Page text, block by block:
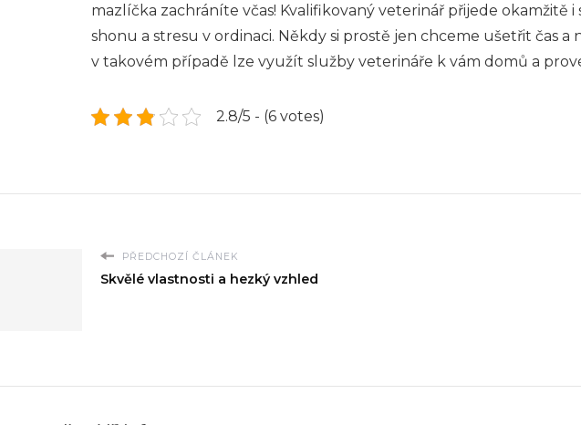
mazlíčka zachráníte včas! Kvalifikovaný veterinář přijede
shonu a stresu v ordinaci. Někdy si prostě jen chceme ušetřit čas
v takovém případě lze využít služby veterináře k vám domů a
2.8/5 - (6 votes)
PŘEDCHOZÍ ČLÁNEK
Skvělé vlastnosti a hezký vzhled